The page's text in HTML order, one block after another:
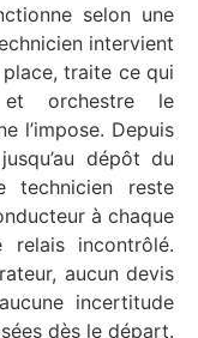
selon une
intervient
traite ce qui
et orchestre le
l’impose. Depuis
dépôt du
technicien reste
à chaque
incontrôlé.
aucun devis
incertitude
dès le départ.